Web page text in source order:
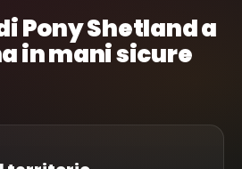
Pony Shetland a
in mani sicure